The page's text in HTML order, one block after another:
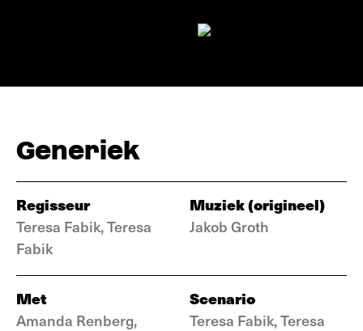
Generiek
Regisseur
Teresa Fabik, Teresa
Fabik
Muziek (origineel)
Jakob Groth
Met
Amanda Renberg,
Scenario
Teresa Fabik, Teresa